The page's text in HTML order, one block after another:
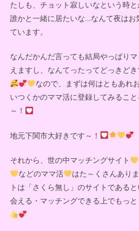
たしも、チョット寂しいなという時
誰かと一緒に居たいな...なんて夜はお
ています。
なんだかんだ言っても結局やっぱり
えますし、なんてったってどっきど
なので、まずは何はともあれ
いつくかのママ活に登録してみるこ
～！
地元下関市大好きです～！
それから、世の中マッチングサイト
などのママ活
はた～くさんあり
トは「さくら無し」のサイトである
会える・マッチングできる上でもっと